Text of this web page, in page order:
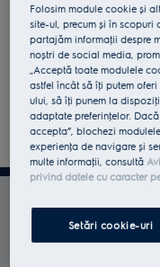
Profită la
Electrolux
Folosim module cookie și
site-ul, precum și în scopuri
partajăm informaţii despre
noștri de social media,
„Acceptă toate modulele
astfel încât să îţi putem
ului, să îţi punem la
adaptate preferinţelor.
accepta”, blochezi
experienţa de navigare și
multe informaţii, consultă
privind datele cu caracter
Setări cookie-uri